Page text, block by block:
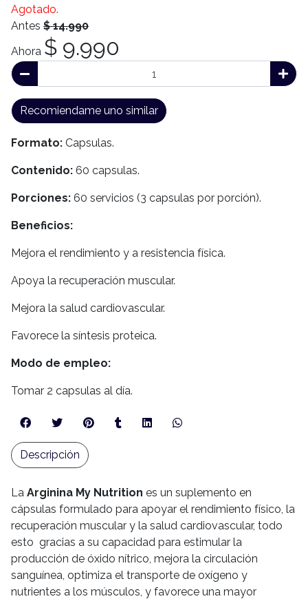
Agotado.
Antes $ 14.990
Ahora $ 9.990
Recomiendame uno similar
Formato: Capsulas.
Contenido: 60 capsulas.
Porciones: 60 servicios (3 capsulas por porción).
Beneficios:
Mejora el rendimiento y a resistencia física.
Apoya la recuperación muscular.
Mejora la salud cardiovascular.
Favorece la síntesis proteica.
Modo de empleo:
Tomar 2 capsulas al día.
La Arginina My Nutrition es un suplemento en
cápsulas formulado para apoyar el rendimiento físico, la
recuperación muscular y la salud cardiovascular, todo
esto gracias a su capacidad para estimular la
producción de óxido nítrico, mejora la circulación
sanguínea, optimiza el transporte de oxígeno y
nutrientes a los músculos, y favorece una mayor
Descripción